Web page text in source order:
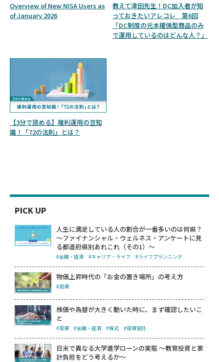
Overview of New NISA Users as
of January 2026
教えて津田先生！DC加入者が知
っておきたいアレコレ 第6回
「DC制度の元本確保型商品のみ
で運用しているのはどんな人？」
【3分で読める】複利運用の豆知
識！「72の法則」とは？
PICK UP
人生に満足している人の割合が一番多いのは何県？
～ファイナンシャル・ウェルネス・アンケートに見
る都道府県別あれこれ（その1）～
#金融・経済 #キャリア・ライフ #ライフプランニング
物価上昇時代の「お金の置き場所」の考え方
#投資
株価や為替が大きく動いた時に、まず確認したいこ
と
#投資 #金融・経済 #株式 #投資信託
日米で異なる大学進学ローンの実態 ～教育投資と家
計負担をどう考えるか～